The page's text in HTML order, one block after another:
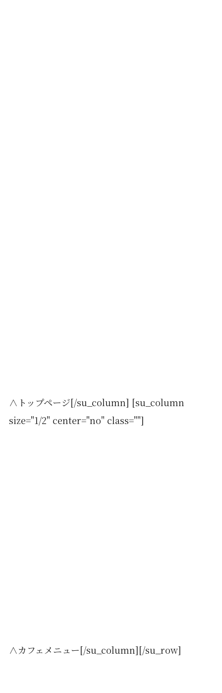
∧トップページ[/su_column] [su_column
size="1/2" center="no" class=""]
∧カフェメニュー[/su_column][/su_row]